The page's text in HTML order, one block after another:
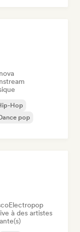
Hop
pop
Electropop
à des artistes